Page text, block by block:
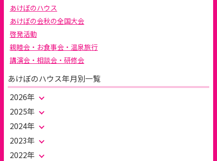
あけぼのハウス
あけぼの会秋の全国大会
啓発活動
親睦会・お食事会・温泉旅行
講演会・相談会・研修会
あけぼのハウス年月別一覧
2026年
2025年
2024年
2023年
2022年